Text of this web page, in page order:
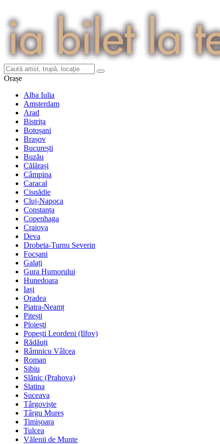
Orașe
Alba Iulia
Amsterdam
Arad
Bistrița
Botoșani
Brașov
București
Buzău
Călărași
Câmpina
Caracal
Cisnădie
Cluj-Napoca
Constanța
Copenhaga
Craiova
Deva
Drobeta-Turnu Severin
Focșani
Galați
Gura Humorului
Hunedoara
Iași
Oradea
Piatra-Neamț
Pitești
Ploiești
Popești Leordeni (Ilfov)
Rădăuți
Râmnicu Vâlcea
Roman
Sibiu
Slănic (Prahova)
Slatina
Suceava
Târgoviște
Târgu Mureș
Timișoara
Tulcea
Vălenii de Munte